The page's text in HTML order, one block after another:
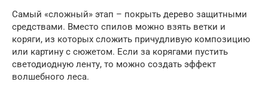
Самый «сложный» этап – покрыть дерево защитными
средствами. Вместо спилов можно взять ветки и
коряги, из которых сложить причудливую композицию
или картину с сюжетом. Если за корягами пустить
светодиодную ленту, то можно создать эффект
волшебного леса.